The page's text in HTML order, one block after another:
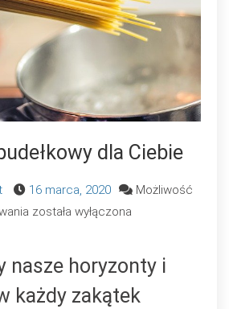
dla Ciebie
16 marca, 2020
Możliwość
Catering
Ciebie
została wyłączona
nasze horyzonty i
każdy zakątek